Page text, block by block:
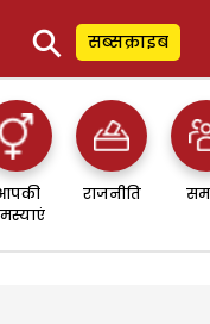
⚲ सब्सक्राइब
राजनीति